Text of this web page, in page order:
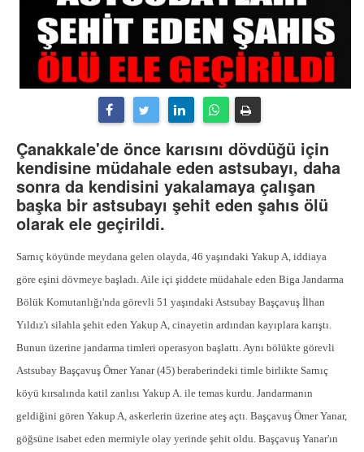
Çanakkale'de önce karısını dövdüğü için
kendisine müdahale eden astsubayı, daha
sonra da kendisini yakalamaya çalışan
başka bir astsubayı şehit eden şahıs ölü
olarak ele geçirildi.
Sarnıç köyünde meydana gelen olayda, 46 yaşındaki Yakup A, iddiaya
göre eşini dövmeye başladı. Aile içi şiddete müdahale eden Biga Jandarma
Bölük Komutanlığı'nda görevli 51 yaşındaki Astsubay Başçavuş İlhan
Yıldız'ı silahla şehit eden Yakup A, cinayetin ardından kayıplara karıştı.
Bunun üzerine jandarma timleri operasyon başlattı. Aynı bölükte görevli
Astsubay Başçavuş Ömer Yanar (45) beraberindeki timle birlikte Sarnıç
köyü kırsalında katil zanlısı Yakup A. ile temas kurdu. Jandarmanın
geldiğini gören Yakup A, askerlerin üzerine ateş açtı. Başçavuş Ömer Yanar,
göğsüne isabet eden mermiyle olay yerinde şehit oldu. Başçavuş Yanar'ın